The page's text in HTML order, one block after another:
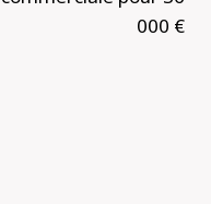
000 €